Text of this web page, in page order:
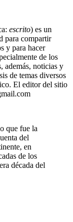
escrito) es un
para compartir
y para hacer
de los
además, noticias y
de temas diversos
El editor del sitio
que fue la
del
en
de los
década del